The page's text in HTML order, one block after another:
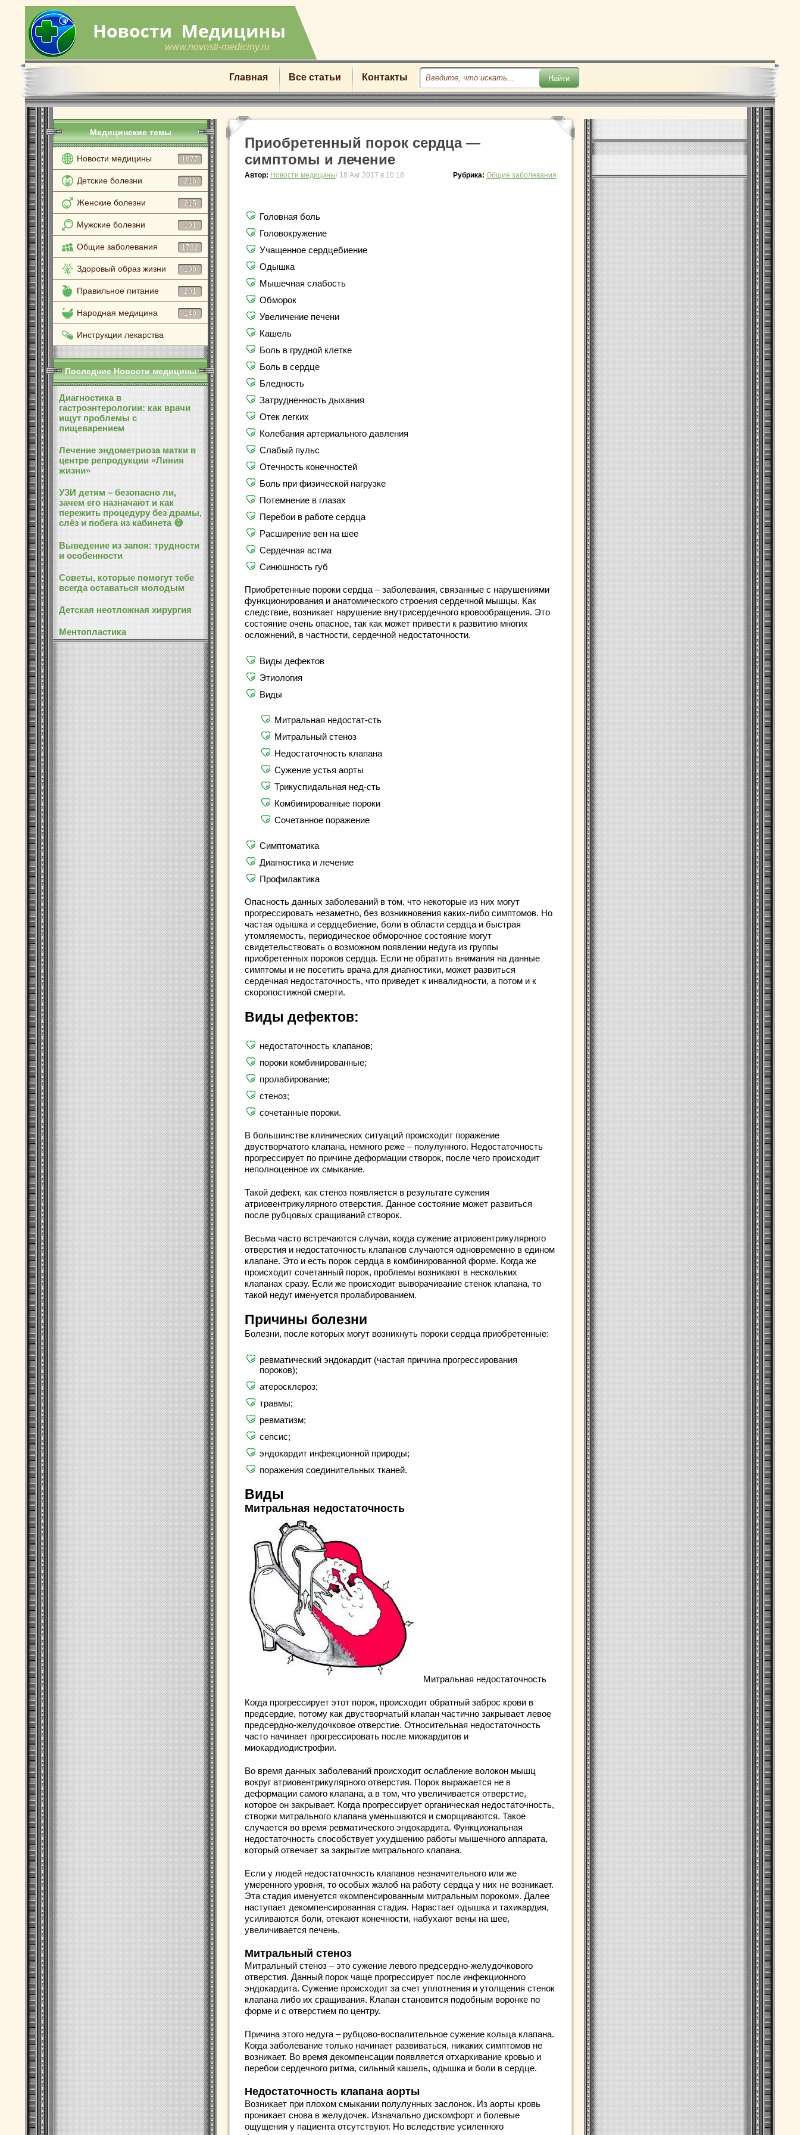
www.novosti-mediciny.ru
Главная Все статьи Контакты
Медицинские темы
Новости медицины 1877
Детские болезни 216
Женские болезни 215
Мужские болезни 101
Общие заболевания 1782
Здоровый образ жизни 108
Правильное питание 201
Народная медицина 140
Инструкции лекарства
Последние Новости медицины
Диагностика в
гастроэнтерологии: как врачи
ищут проблемы с
пищеварением
Лечение эндометриоза матки в
центре репродукции «Линия
жизни»
УЗИ детям – безопасно ли,
зачем его назначают и как
пережить процедуру без драмы,
слёз и побега из кабинета 😅
Выведение из запоя: трудности
и особенности
Советы, которые помогут тебе
всегда оставаться молодым
Детская неотложная хирургия
Ментопластика
Приобретенный порок сердца —
симптомы и лечение
Автор: Новости медицины/ 18 Авг 2017 в 10:18 Рубрика: Общие заболевания
Головная боль
Головокружение
Учащенное сердцебиение
Одышка
Мышечная слабость
Обморок
Увеличение печени
Кашель
Боль в грудной клетке
Боль в сердце
Бледность
Затрудненность дыхания
Отек легких
Колебания артериального давления
Слабый пульс
Отечность конечностей
Боль при физической нагрузке
Потемнение в глазах
Перебои в работе сердца
Расширение вен на шее
Сердечная астма
Синюшность губ
Приобретенные пороки сердца – заболевания, связанные с нарушениями
функционирования и анатомического строения сердечной мышцы. Как
следствие, возникает нарушение внутрисердечного кровообращения. Это
состояние очень опасное, так как может привести к развитию многих
осложнений, в частности, сердечной недостаточности.
Виды дефектов
Этиология
Виды
Митральная недостат-сть
Митральный стеноз
Недостаточность клапана
Сужение устья аорты
Трикуспидальная нед-сть
Комбинированные пороки
Сочетанное поражение
Симптоматика
Диагностика и лечение
Профилактика
Опасность данных заболеваний в том, что некоторые из них могут
прогрессировать незаметно, без возникновения каких-либо симптомов. Но
частая одышка и сердцебиение, боли в области сердца и быстрая
утомляемость, периодическое обморочное состояние могут
свидетельствовать о возможном появлении недуга из группы
приобретенных пороков сердца. Если не обратить внимания на данные
симптомы и не посетить врача для диагностики, может развиться
сердечная недостаточность, что приведет к инвалидности, а потом и к
скоропостижной смерти.
Виды дефектов:
недостаточность клапанов;
пороки комбинированные;
пролабирование;
стеноз;
сочетанные пороки.
В большинстве клинических ситуаций происходит поражение
двустворчатого клапана, немного реже – полулунного. Недостаточность
прогрессирует по причине деформации створок, после чего происходит
неполноценное их смыкание.
Такой дефект, как стеноз появляется в результате сужения
атриовентрикулярного отверстия. Данное состояние может развиться
после рубцовых сращиваний створок.
Весьма часто встречаются случаи, когда сужение атриовентрикулярного
отверстия и недостаточность клапанов случаются одновременно в едином
клапане. Это и есть порок сердца в комбинированной форме. Когда же
происходит сочетанный порок, проблемы возникают в нескольких
клапанах сразу. Если же происходит выворачивание стенок клапана, то
такой недуг именуется пролабированием.
Причины болезни
Болезни, после которых могут возникнуть пороки сердца приобретенные:
ревматический эндокардит (частая причина прогрессирования
пороков);
атеросклероз;
травмы;
ревматизм;
сепсис;
эндокардит инфекционной природы;
поражения соединительных тканей.
Виды
Митральная недостаточность
Митральная недостаточность
Когда прогрессирует этот порок, происходит обратный заброс крови в
предсердие, потому как двустворчатый клапан частично закрывает левое
предсердно-желудочковое отверстие. Относительная недостаточность
часто начинает прогрессировать после миокардитов и
миокардиодистрофии.
Во время данных заболеваний происходит ослабление волокон мышц
вокруг атриовентрикулярного отверстия. Порок выражается не в
деформации самого клапана, а в том, что увеличивается отверстие,
которое он закрывает. Когда прогрессирует органическая недостаточность,
створки митрального клапана уменьшаются и сморщиваются. Такое
случается во время ревматического эндокардита. Функциональная
недостаточность способствует ухудшению работы мышечного аппарата,
который отвечает за закрытие митрального клапана.
Если у людей недостаточность клапанов незначительного или же
умеренного уровня, то особых жалоб на работу сердца у них не возникает.
Эта стадия именуется «компенсированным митральным пороком». Далее
наступает декомпенсированная стадия. Нарастает одышка и тахикардия,
усиливаются боли, отекают конечности, набухают вены на шее,
увеличивается печень.
Митральный стеноз
Митральный стеноз – это сужение левого предсердно-желудочкового
отверстия. Данный порок чаще прогрессирует после инфекционного
эндокардита. Сужение происходит за счет уплотнения и утолщения стенок
клапана либо их сращивания. Клапан становится подобным воронке по
форме и с отверстием по центру.
Причина этого недуга – рубцово-воспалительное сужение кольца клапана.
Когда заболевание только начинает развиваться, никаких симптомов не
возникает. Во время декомпенсации появляется отхаркивание кровью и
перебои сердечного ритма, сильный кашель, одышка и боли в сердце.
Недостаточность клапана аорты
Возникает при плохом смыкании полулунных заслонок. Из аорты кровь
проникает снова в желудочек. Изначально дискомфорт и болевые
ощущения у пациента отсутствуют. Но вследствие усиленного